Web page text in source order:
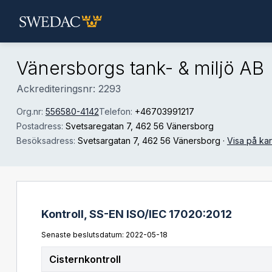
Vänersborgs tank- & miljö AB
Ackrediteringsnr: 2293
Org.nr: 556580-4142Telefon: +46703991217
Postadress: Svetsaregatan 7, 462 56 Vänersborg
Besöksadress: Svetsargatan 7, 462 56 Vänersborg · Visa på
Kontroll, SS-EN ISO/IEC 17020:2012
Senaste beslutsdatum: 2022-05-18
Cisternkontroll